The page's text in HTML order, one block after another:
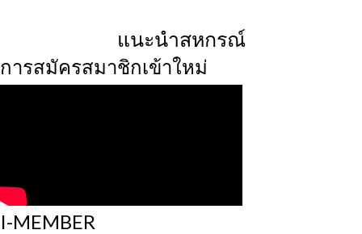
แนะนำสหกรณ์
การสมัครสมาชิกเข้าใหม่
I-MEMBER